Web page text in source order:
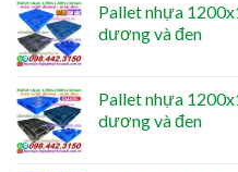
Pallet nhựa
dương và đen
Pallet nhựa
dương và đen